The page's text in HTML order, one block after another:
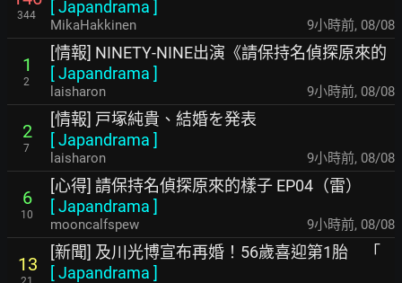
344
[Japandrama ]
MikaHakkinen 9小時前, 08/08
1
2
[情報] NINETY-NINE出演《請保持名偵探原來的
[Japandrama ]
laisharon 9小時前, 08/08
2
7
[情報] 戸塚純貴、結婚を発表
[Japandrama ]
laisharon 9小時前, 08/08
6
10
[心得] 請保持名偵探原來的樣子 EP04（雷）
[Japandrama ]
mooncalfspew 9小時前, 08/08
13
[新聞] 及川光博宣布再婚！56歲喜迎第1胎 「
[Japandrama ]